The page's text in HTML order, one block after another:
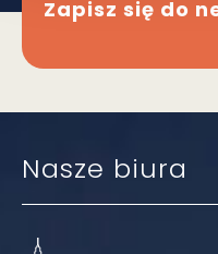
Zapisz się do
Nasze biura